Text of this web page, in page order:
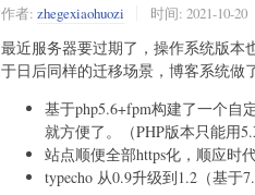
作者: zhegexiaohuozi 时间: 2021-10-20
最近服务器要过期了，操作系统版本
于日后同样的迁移场景，博客系统做
基于php5.6+fpm构建了一个自
就方便了。（PHP版本只能用
站点顺便全部https化，顺应时
typecho 从0.9升级到1.2（基于